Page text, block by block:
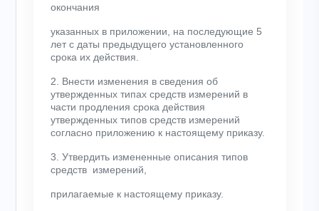
окончания
указанных в приложении, на последующие 5
лет с даты предыдущего установленного
срока их действия.
2. Внести изменения в сведения об
утвержденных типах средств измерений в
части продления срока действия
утвержденных типов средств измерений
согласно приложению к настоящему приказу.
3. Утвердить измененные описания типов
средств измерений,
прилагаемые к настоящему приказу.